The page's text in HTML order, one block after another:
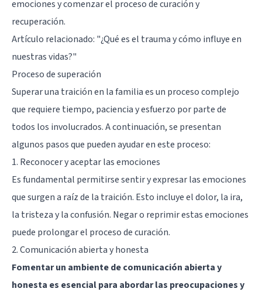
emociones y comenzar el proceso de curación y
recuperación.
Artículo relacionado: "¿Qué es el trauma y cómo influye en
nuestras vidas?"
Proceso de superación
Superar una traición en la familia es un proceso complejo
que requiere tiempo, paciencia y esfuerzo por parte de
todos los involucrados. A continuación, se presentan
algunos pasos que pueden ayudar en este proceso:
1. Reconocer y aceptar las emociones
Es fundamental permitirse sentir y expresar las emociones
que surgen a raíz de la traición. Esto incluye el dolor, la ira,
la tristeza y la confusión. Negar o reprimir estas emociones
puede prolongar el proceso de curación.
2. Comunicación abierta y honesta
Fomentar un ambiente de comunicación abierta y
honesta es esencial para abordar las preocupaciones y